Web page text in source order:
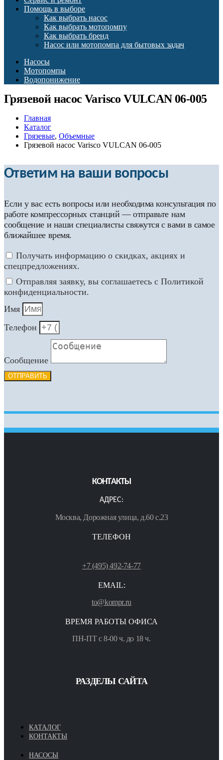
Помощь в выборе
Как выбрать насос
Как выбрать мотопомпу
Как выбрать бренд
Насос или мотопомпа для бытовых задач
Насосы
Мотопомпы
Водопонижение
Грязевой насос Varisco VULCAN 06-005
Главная
Каталог
Грязевые, Объемные
Грязевой насос Varisco VULCAN 06-005
Ответим на ваши вопросы
Если у вас есть вопросы или необходима консультация по
работе компрессорных станций — отправьте нам
сообщение и наши специалисты свяжутся с вами в самое
ближайшее время.
Получать информацию о скидках, акциях и
спецпредложениях.
Отправляя заявку, вы соглашаетесь с Политикой
конфиденциальности.
Имя
Телефон
Сообщение
ОТПРАВИТЬ
КОНТАКТЫ
АДРЕС:
Москва, Дорожная улица, д.60 с.23
ТЕЛЕФОН
+7 (495) 492-74-77
EMAIL:
to@kompr.ru
ВРЕМЯ РАБОТЫ ОФИСА
ПН-ПТ с 8-00 ч. до 18 ч.
РАЗДЕЛЫ САЙТА
КАТАЛОГ
КОНТАКТЫ
НАСОСЫ